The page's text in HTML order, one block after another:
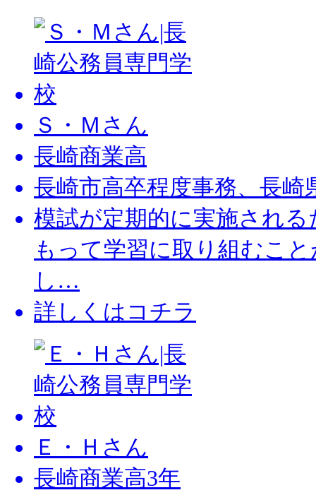
Ｓ・Ｍさん
⾧崎商業高
⾧崎市高卒程度事務、⾧
模試が定期的に実施され
もって学習に取り組むこ
し…
詳しくはコチラ
Ｅ・Ｈさん
長崎商業高3年